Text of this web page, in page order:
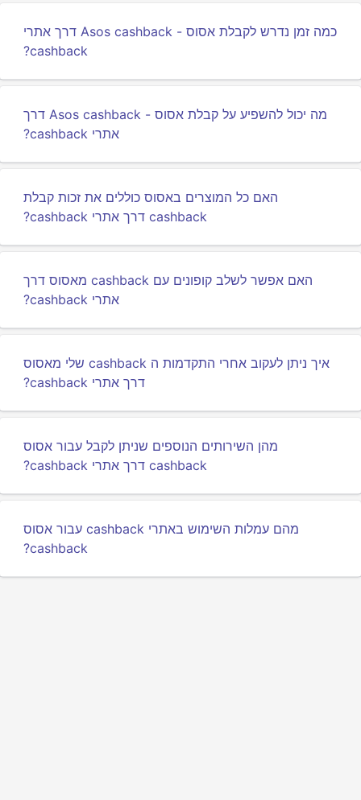
כמה זמן נדרש לקבלת אסוס - Asos cashback דרך אתרי
cashback?
מה יכול להשפיע על קבלת אסוס - Asos cashback דרך
אתרי cashback?
האם כל המוצרים באסוס כוללים את זכות קבלת
cashback דרך אתרי cashback?
האם אפשר לשלב קופונים עם cashback מאסוס דרך
אתרי cashback?
איך ניתן לעקוב אחרי התקדמות ה cashback שלי מאסוס
דרך אתרי cashback?
מהן השירותים הנוספים שניתן לקבל עבור אסוס
cashback דרך אתרי cashback?
מהם עמלות השימוש באתרי cashback עבור אסוס
cashback?